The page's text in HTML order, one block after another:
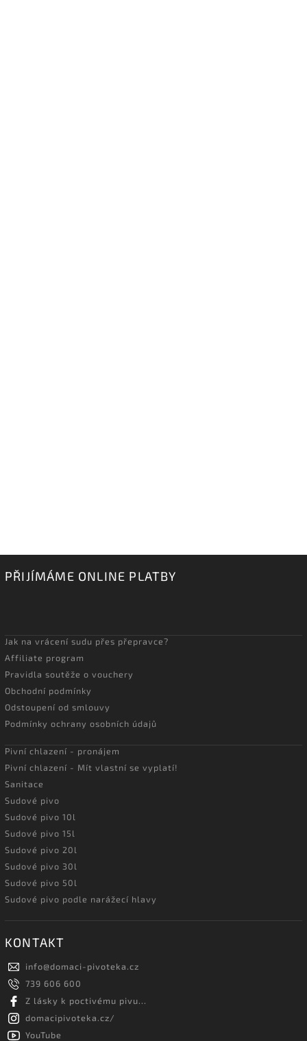
PŘIJÍMÁME ONLINE PLATBY
Jak na vrácení sudu přes přepravce?
Affiliate program
Pravidla soutěže o vouchery
Obchodní podmínky
Odstoupení od smlouvy
Podmínky ochrany osobních údajů
Pivní chlazení - pronájem
Pivní chlazení - Mít vlastní se vyplatí!
Sanitace
Sudové pivo
Sudové pivo 10l
Sudové pivo 15l
Sudové pivo 20l
Sudové pivo 30l
Sudové pivo 50l
Sudové pivo podle narážecí hlavy
KONTAKT
info@domaci-pivoteka.cz
739 606 600
Z lásky k poctivému pivu...
domacipivoteka.cz/
YouTube